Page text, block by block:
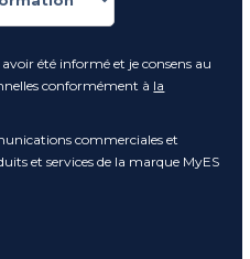
été informé et je consens au
conformément à la
commerciales et
et services de la marque MyES